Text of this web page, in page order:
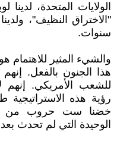
الولايات المتحدة، لدينا
"الاختراق النظيف"،
سنوات.
والشيء المثير للاهتمام
هذا الجنون بالفعل.
للشعب الأمريكي. إنهم
رؤية هذه
خضنا ست حروب من
الوحيدة التي لم تحدث